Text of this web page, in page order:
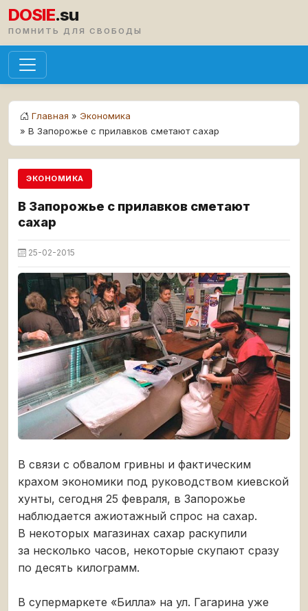
DOSIE.su
ПОМНИТЬ ДЛЯ СВОБОДЫ
Главная » Экономика
» В Запорожье с прилавков сметают сахар
ЭКОНОМИКА
В Запорожье с прилавков сметают
сахар
25-02-2015
В связи с обвалом гривны и фактическим
крахом экономики под руководством киевской
хунты, сегодня 25 февраля, в Запорожье
наблюдается ажиотажный спрос на сахар.
В некоторых магазинах сахар раскупили
за несколько часов, некоторые скупают сразу
по десять килограмм.
В супермаркете «Билла» на ул. Гагарина уже